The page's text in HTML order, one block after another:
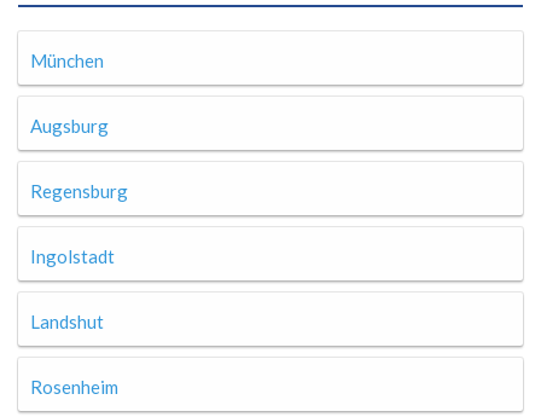
München
Augsburg
Regensburg
Ingolstadt
Landshut
Rosenheim